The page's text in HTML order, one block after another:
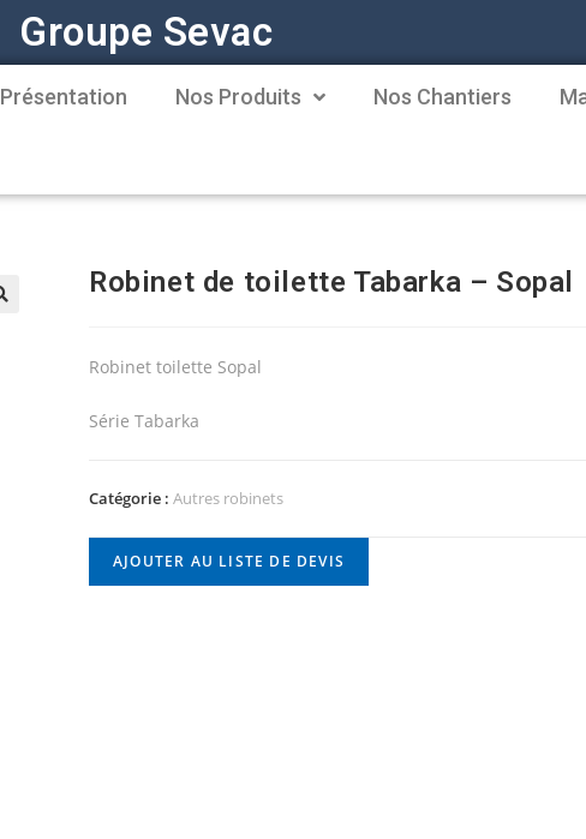
Groupe Sevac
Présentation Nos Produits Nos Chantiers
Robinet de toilette Tabarka – Sopal
Robinet toilette Sopal
Série Tabarka
Catégorie : Autres robinets
AJOUTER AU LISTE DE DEVIS